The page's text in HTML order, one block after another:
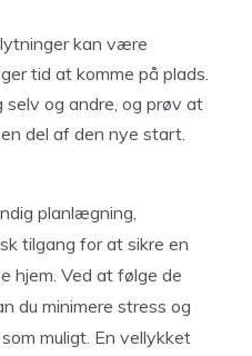
kan være
tid at komme på plads.
og andre, og prøv at
del af den nye start.
planlægning,
tilgang for at sikre en
hjem. Ved at følge de
du minimere stress og
muligt. En vellykket